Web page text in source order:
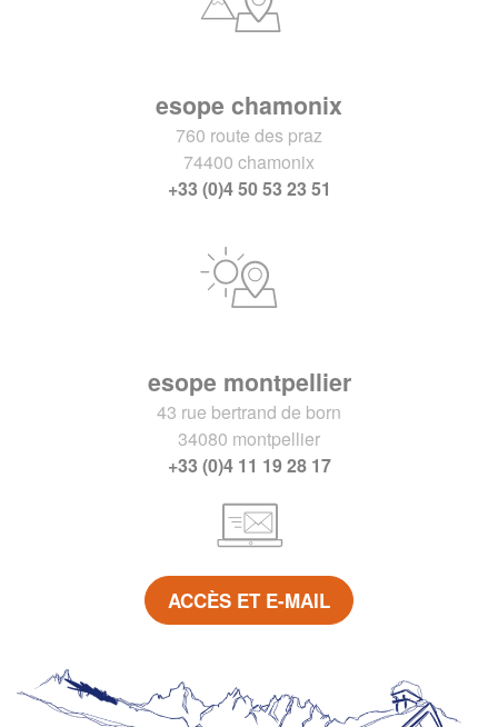
esope chamonix
760 route des praz
74400 chamonix
+33 (0)4 50 53 23 51
esope montpellier
43 rue bertrand de born
34080 montpellier
+33 (0)4 11 19 28 17
ACCÈS ET E-MAIL